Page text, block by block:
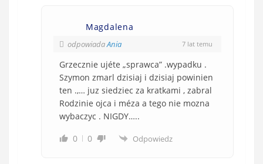
Magdalena
odpowiadaAnia 7 lat temu
Grzecznie ujéte „sprawca” .wypadku .
Szymon zmarl dzisiaj i dzisiaj powinien
ten .,… juz siedziec za kratkami , zabral
Rodzinie ojca i méza a tego nie mozna
wybaczyc . NIGDY…..
0
0 Odpowiedz